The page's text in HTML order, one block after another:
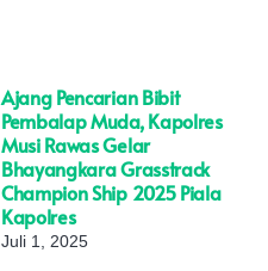
Ajang Pencarian Bibit
Pembalap Muda, Kapolres
Musi Rawas Gelar
Bhayangkara Grasstrack
Champion Ship 2025 Piala
Kapolres
Juli 1, 2025